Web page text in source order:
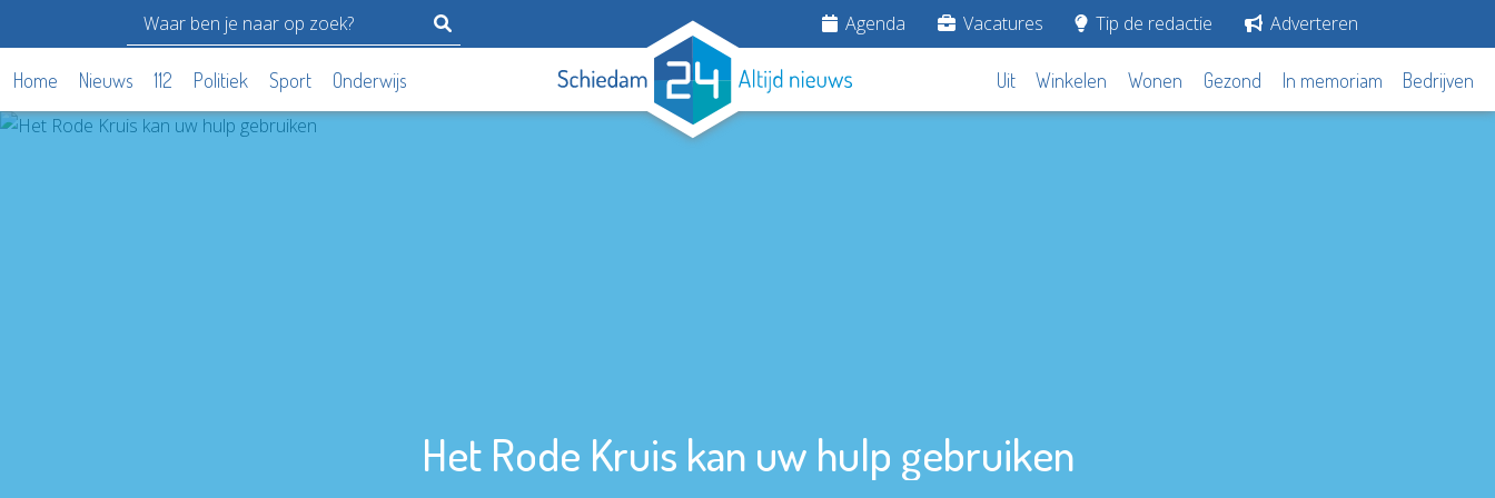
Agenda Vacatures Tip de redactie Adverteren
Home Nieuws 112 Politiek Sport Onderwijs Uit Winkelen Wonen Gezond In memoriam Bedrijven
Het Rode Kruis kan uw hulp gebruiken